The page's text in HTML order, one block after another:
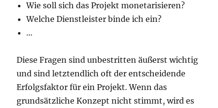
Wie soll sich das Projekt monetarisieren?
Welche Dienstleister binde ich ein?
…
Diese Fragen sind unbestritten äußerst wichtig
und sind letztendlich oft der entscheidende
Erfolgsfaktor für ein Projekt. Wenn das
grundsätzliche Konzept nicht stimmt, wird es